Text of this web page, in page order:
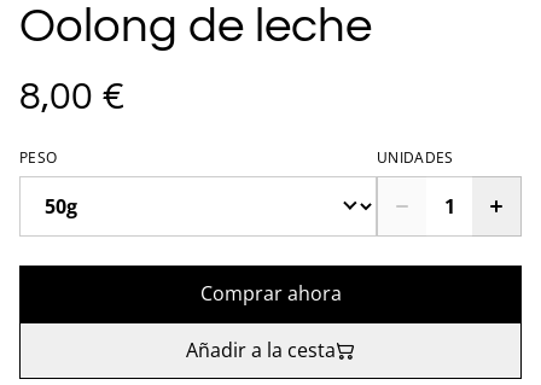
Oolong de leche
8,00 €
PESO UNIDADES
Comprar ahora
Añadir a la cesta